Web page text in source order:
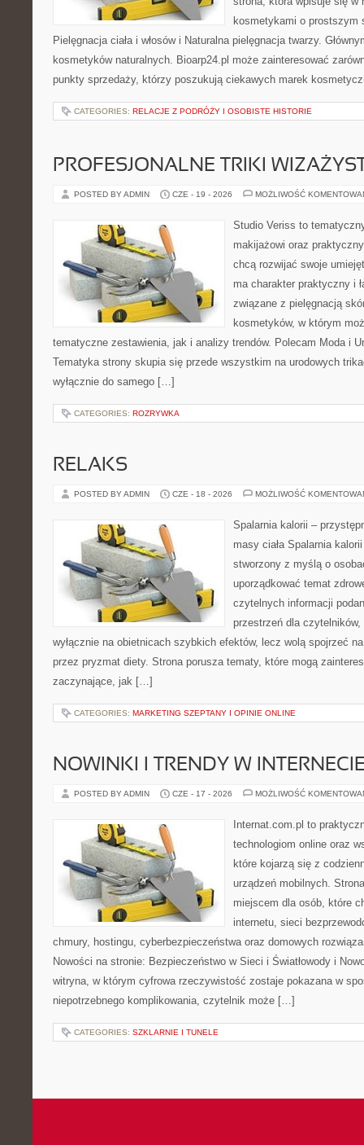
kosmetykami o prostszym
Pielęgnacja ciała i włosów i Naturalna pielęgnacja twarzy.
kosmetyków naturalnych. Bioarp24.pl może zainteresować
punkty sprzedaży, którzy poszukują ciekawych marek
CATEGORIES: RELACJE Z PODRÓŻY I OSOBISTE HISTORIE
PROFESJONALNE TRIKI
POSTED BY ADMIN CZE - 19 - 2026 MOŻLIWOŚĆ
Studio Veriss to
makijażowi oraz
chcą rozwijać swoje
ma charakter praktyczny i
związane z pielęgnacją
kosmetyków, w którym
tematyczne zestawienia, jak i analizy trendów. Polecam Moda i
Tematyka strony skupia się przede wszystkim na urodowych
wyłącznie do samego […]
CATEGORIES: ROZRYWKA
RELAKS
POSTED BY ADMIN CZE - 18 - 2026 MOŻLIWOŚĆ
Spalarnia kalorii –
masy ciała Spalarnia
stworzony z myślą o
uporządkować temat
czytelnych informacji
przestrzeń dla
wyłącznie na obietnicach szybkich efektów, lecz wolą spojrzeć
przez pryzmat diety. Strona porusza tematy, które mogą
zaczynające, jak […]
CATEGORIES: MARKETING SZEPTANY I OPINIE ONLINE
NOWINKI I TRENDY W
POSTED BY ADMIN CZE - 17 - 2026 MOŻLIWOŚĆ
Internat.com.pl to
technologiom online oraz
które kojarzą się z
urządzeń mobilnych.
miejscem dla osób, które
internetu, sieci
chmury, hostingu, cyberbezpieczeństwa oraz domowych
Nowości na stronie: Bezpieczeństwo w Sieci i Światłowody i
witryna, w którym cyfrowa rzeczywistość zostaje pokazana w
niepotrzebnego komplikowania, czytelnik może […]
CATEGORIES: SZKLARNIE I TUNELE